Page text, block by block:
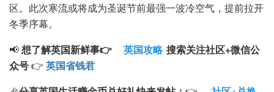
区。此次寒流或将成为圣诞节前最强一波冷空气，提前拉开
冬季序幕。
📢想了解英国新鲜事👉 英国攻略 搜索关注社区+微信公
众号👉 英国省钱君